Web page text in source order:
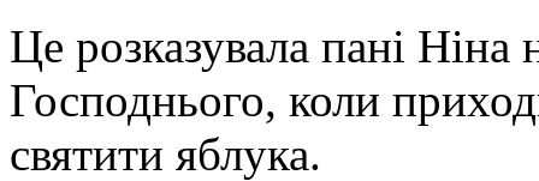
Це розказувала пані
Господнього, коли
святити яблука.